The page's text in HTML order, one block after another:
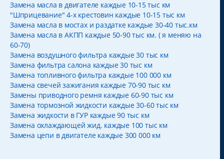
Замена масла в двигателе каждые 10-15 тыс км
"Шприцевание" 4-х крестовин каждые 10-15 тыс км
Замена масла в мостах и раздатке каждые 30-40 тыс.км
Замена масла в АКПП каждые 50-90 тыс км. ( я меняю на
60-70)
Замена воздушного фильтра каждые 30 тыс км
Замена фильтра салона каждые 30 тыс км
Замена топливного фильтра каждые 100 000 км
Замена свечей зажигания каждые 70-90 тыс км
Замены приводного ремня каждые 60-90 тыс км
Замена тормозной жидкости каждые 30-60 тыс км
Замена жидкости в ГУР каждые 90 тыс км
Замена охлаждающей жид. каждые 100 тыс км
Замена цепи в двигателе каждые 300 000 км